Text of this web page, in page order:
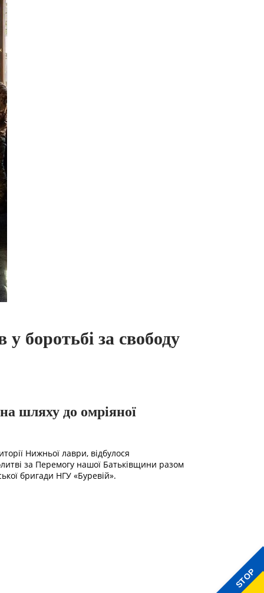
STOP
боротьбі за свободу
шляху до омріяної
Нижньої лаври, відбулося
за Перемогу нашої Батьківщини разом
бригади НГУ «Буревій».